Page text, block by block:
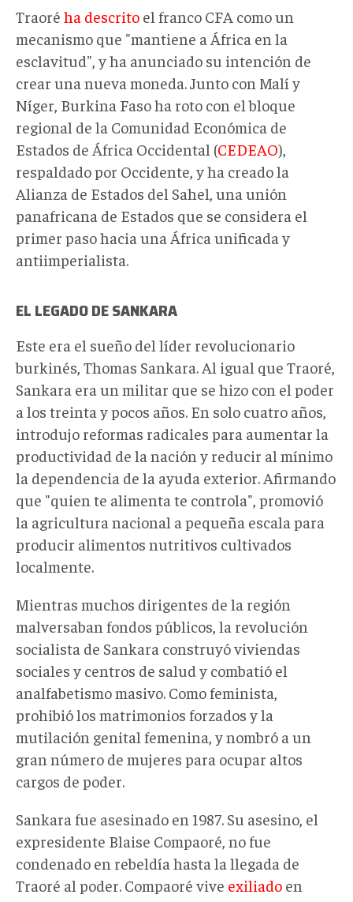
Traoré ha descrito el franco CFA como un
mecanismo que "mantiene a África en la
esclavitud", y ha anunciado su intención de
crear una nueva moneda. Junto con Malí y
Níger, Burkina Faso ha roto con el bloque
regional de la Comunidad Económica de
Estados de África Occidental (CEDEAO),
respaldado por Occidente, y ha creado la
Alianza de Estados del Sahel, una unión
panafricana de Estados que se considera el
primer paso hacia una África unificada y
antiimperialista.
EL LEGADO DE SANKARA
Este era el sueño del líder revolucionario
burkinés, Thomas Sankara. Al igual que Traoré,
Sankara era un militar que se hizo con el poder
a los treinta y pocos años. En solo cuatro años,
introdujo reformas radicales para aumentar la
productividad de la nación y reducir al mínimo
la dependencia de la ayuda exterior. Afirmando
que "quien te alimenta te controla", promovió
la agricultura nacional a pequeña escala para
producir alimentos nutritivos cultivados
localmente.
Mientras muchos dirigentes de la región
malversaban fondos públicos, la revolución
socialista de Sankara construyó viviendas
sociales y centros de salud y combatió el
analfabetismo masivo. Como feminista,
prohibió los matrimonios forzados y la
mutilación genital femenina, y nombró a un
gran número de mujeres para ocupar altos
cargos de poder.
Sankara fue asesinado en 1987. Su asesino, el
expresidente Blaise Compaoré, no fue
condenado en rebeldía hasta la llegada de
Traoré al poder. Compaoré vive exiliado en